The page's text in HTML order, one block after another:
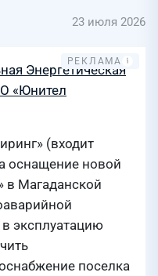
23 июля 2026
Энергетическая
«Юнител
(входит
оснащение новой
в Магаданской
эксплуатацию
поселка